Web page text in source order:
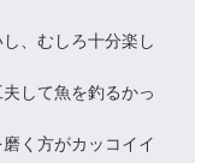
、むしろ十分楽し
して魚を釣るかっ
く方がカッコイイ